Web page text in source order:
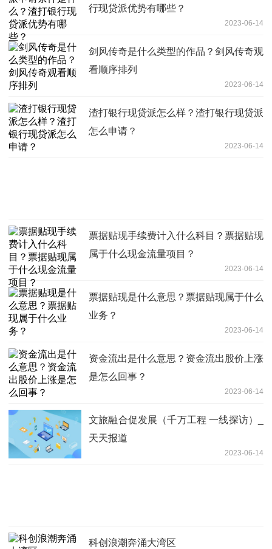
行现贷派优势有哪些？
2023-06-14
剑风传奇是什么类型的作品？剑风传奇观
看顺序排列
2023-06-14
渣打银行现贷派怎么样？渣打银行现贷派
怎么申请？
2023-06-14
票据贴现手续费计入什么科目？票据贴现
属于什么现金流量项目？
2023-06-14
票据贴现是什么意思？票据贴现属于什么
业务？
2023-06-14
资金流出是什么意思？资金流出股价上涨
是怎么回事？
2023-06-14
文旅融合促发展（千万工程 一线探访）_
天天报道
2023-06-14
科创浪潮奔涌大湾区